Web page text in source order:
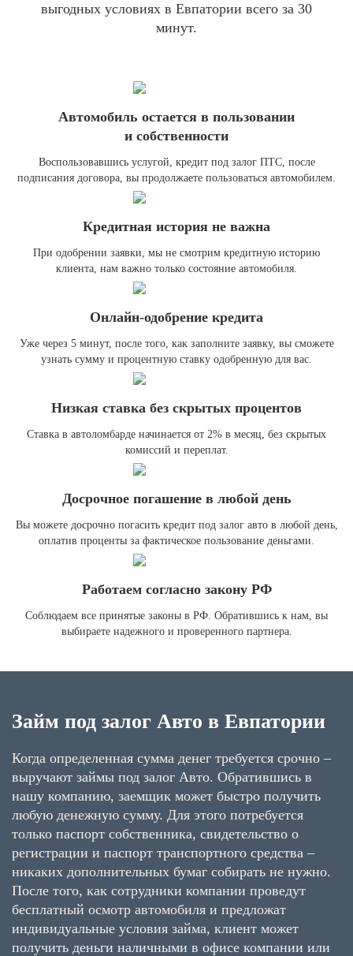
выгодных условиях в Евпатории всего за 30
минут.
Автомобиль остается в пользовании
и собственности
Воспользовавшись услугой, кредит под залог ПТС, после
подписания договора, вы продолжаете пользоваться автомобилем.
Кредитная история не важна
При одобрении заявки, мы не смотрим кредитную историю
клиента, нам важно только состояние автомобиля.
Онлайн-одобрение кредита
Уже через 5 минут, после того, как заполните заявку, вы сможете
узнать сумму и процентную ставку одобренную для вас.
Низкая ставка без скрытых процентов
Ставка в автоломбарде начинается от 2% в месяц, без скрытых
комиссий и переплат.
Досрочное погашение в любой день
Вы можете досрочно погасить кредит под залог авто в любой день,
оплатив проценты за фактическое пользование деньгами.
Работаем согласно закону РФ
Соблюдаем все принятые законы в РФ. Обратившись к нам, вы
выбираете надежного и проверенного партнера.
Займ под залог Авто в Евпатории
Когда определенная сумма денег требуется срочно –
выручают займы под залог Авто. Обратившись в
нашу компанию, заемщик может быстро получить
любую денежную сумму. Для этого потребуется
только паспорт собственника, свидетельство о
регистрации и паспорт транспортного средства –
никаких дополнительных бумаг собирать не нужно.
После того, как сотрудники компании проведут
бесплатный осмотр автомобиля и предложат
индивидуальные условия займа, клиент может
получить деньги наличными в офисе компании или